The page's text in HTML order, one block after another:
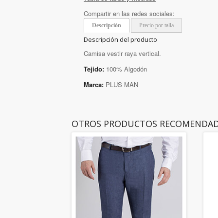
Compartir en las redes sociales:
Descripción Precio por talla
Descripción del producto
Camisa vestir raya vertical.
Tejido: 100% Algodón
Marca: PLUS MAN
OTROS PRODUCTOS